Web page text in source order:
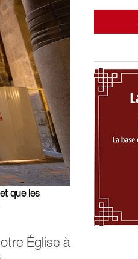
que les
Église à